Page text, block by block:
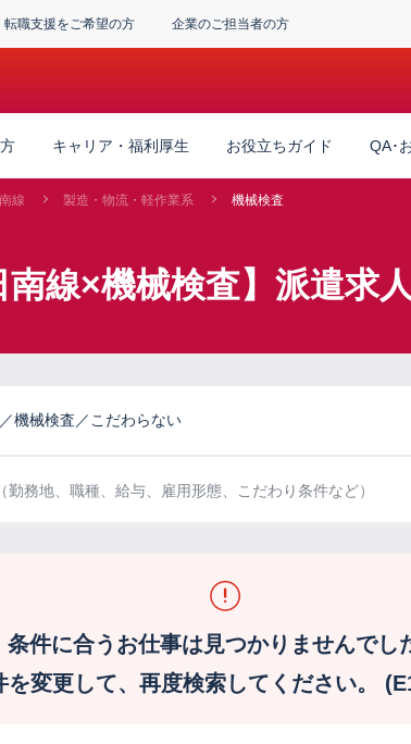
転職支援をご希望の方 企業のご担当者の方
キャリア・福利厚生 お役立ちガイド QA･
線 製造・物流・軽作業系 機械検査
南線×機械検査】派遣求人
／機械検査／こだわらない
（勤務地、職種、給与、雇用形態、こだわり条件など）
条件に合うお仕事は見つかりませんでし
を変更して、再度検索してください。